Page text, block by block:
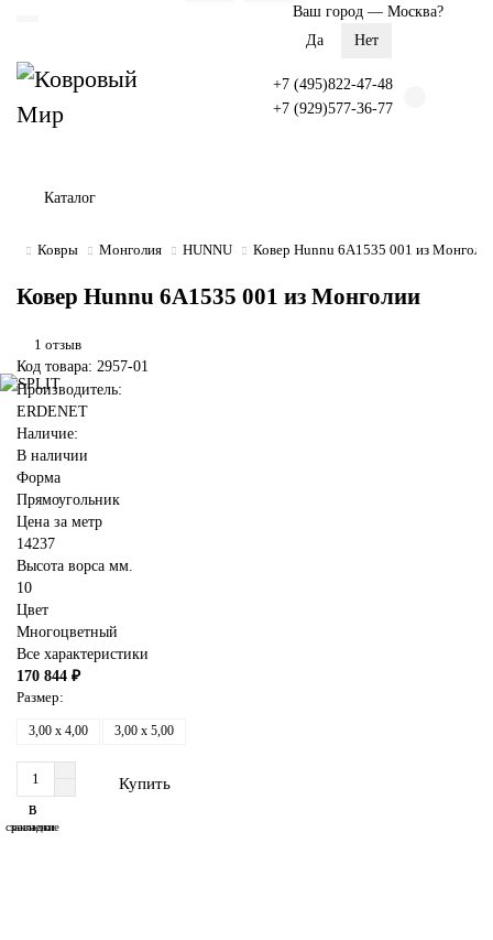
Ваш город — Москва?
+7 (495)822-47-48
+7 (929)577-36-77
Каталог
Ковры Монголия HUNNU Ковер Hunnu 6A1535 001 из
Ковер Hunnu 6A1535 001 из Монголии
1 отзыв
Код товара: 2957-01
Производитель:
ERDENET
Наличие:
В наличии
Форма
Прямоугольник
Цена за метр
14237
Высота ворса мм.
10
Цвет
Многоцветный
Все характеристики
170 844 ₽
Размер:
3,00 x 4,00 3,00 x 5,00
Купить
В
закладки
В
сравнение